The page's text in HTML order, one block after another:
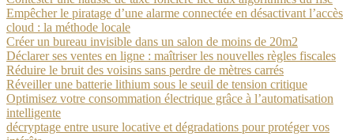
Empêcher le piratage d’une alarme connectée en désactivant l’accès
cloud : la méthode locale
Créer un bureau invisible dans un salon de moins de 20m2
Déclarer ses ventes en ligne : maîtriser les nouvelles règles fiscales
Réduire le bruit des voisins sans perdre de mètres carrés
Réveiller une batterie lithium sous le seuil de tension critique
Optimisez votre consommation électrique grâce à l’automatisation
intelligente
décryptage entre usure locative et dégradations pour protéger vos